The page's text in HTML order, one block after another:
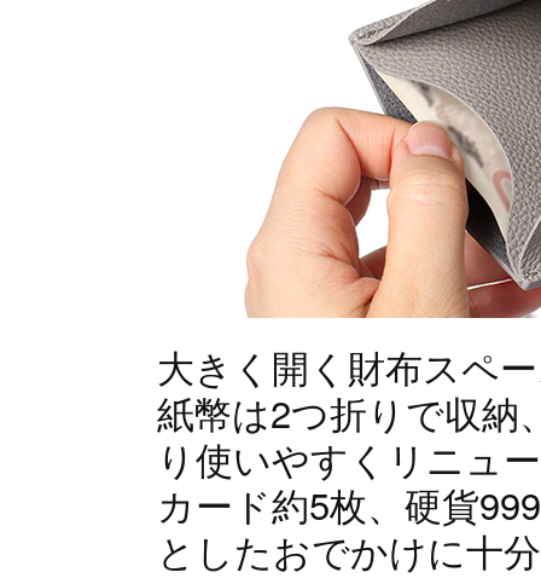
大きく開く財布スペ
紙幣は2つ折りで収納
り使いやすくリニュ
カード約5枚、硬貨
としたおでかけに十